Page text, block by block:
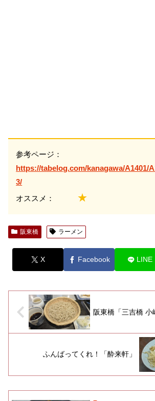
参考ページ：
https://tabelog.com/kanagawa/A1401/
3/
オススメ： ★
阪東橋 ラーメン
X Facebook LINE
阪東橋「三吉橋 小
ふんばってくれ！「酔来軒」